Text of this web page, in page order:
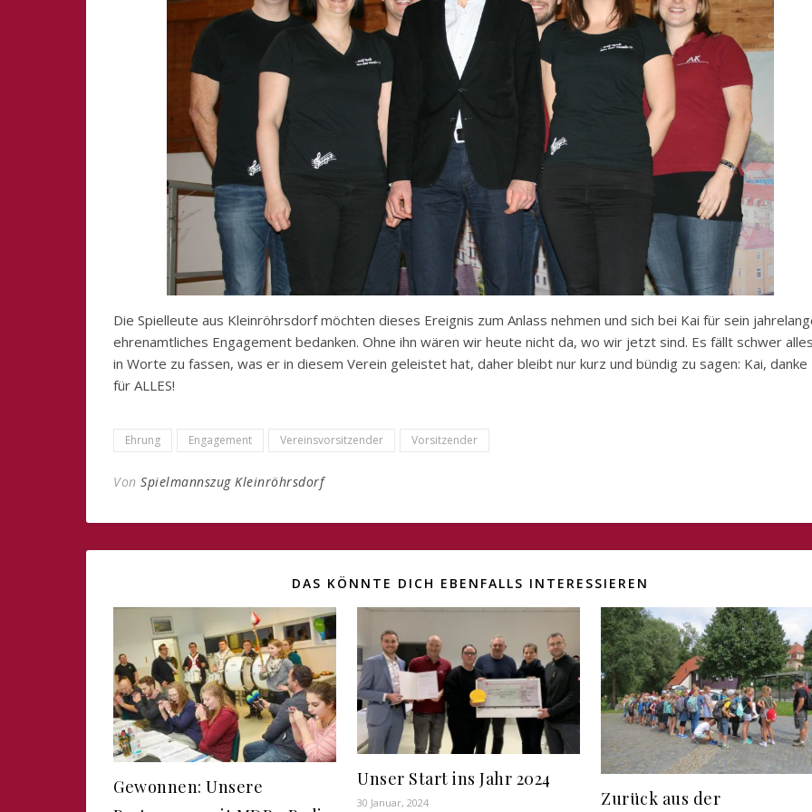
Die Spielleute aus Kleinröhrsdorf möchten dieses Ereignis zum Anlass nehmen und sich bei Kai für sein
ehrenamtliches Engagement bedanken. Ohne ihn wären wir heute nicht da, wo wir jetzt sind. Es fällt schwer alles
in Worte zu fassen, was er in diesem Verein geleistet hat, daher bleibt nur kurz und bündig zu sagen: Kai, danke
für ALLES!
Ehrung Engagement Vereinsvorsitzender Vorsitzender
Von Spielmannszug Kleinröhrsdorf
DAS KÖNNTE DICH EBENFALLS INTERESSIEREN
Gewonnen: Unsere
Unser Start ins Jahr 2024
30 Januar, 2024 Zurück aus der